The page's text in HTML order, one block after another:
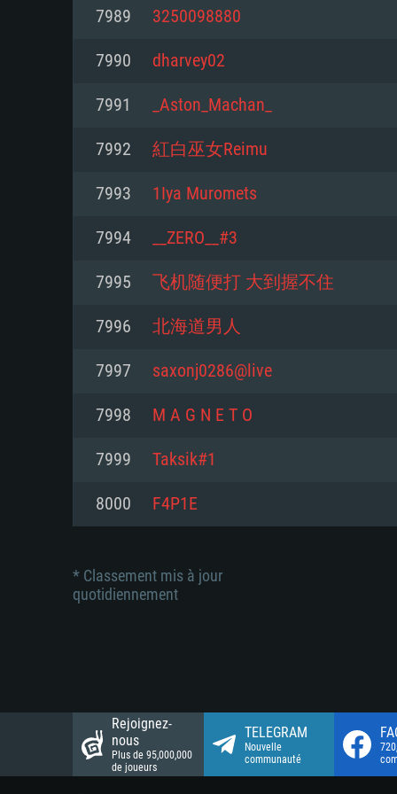
Minimum
Carte graphique supportant
Radeon 77XX / NVIDIA GeForce
résolution minimale supportée
Disque dur: 23.1 Go (client
Minimum
processeurs Intel Xeon ne sont
Mémoire: 6 GB
Carte graphique: Intel Iris Pro
analogue AMD/Nvidia. La
Disque dur: 62,2 Go (client
Minimum
modernes
Processeur: Dual-Core 2.4 GHz
Mémoire: 4 GB
Carte graphique: NVIDIA 660
drivers (moins de 6 mois) / de
de 720p)
Connection: Connexion Internet
Disque dur: 62,2 Go (client
7989 3250098880
7990 dharvey02
7991 _Aston_Machan_
7992 紅白巫女Reimu
7993 1Iya Muromets
7994 __ZERO__#3
7995 飞机随便打 大到握不住
7996 北海道男人
7997 saxonj0286@live
7998 M A G N E T O
7999 Taksik#1
8000 F4P1E
* Classement mis à jour
quotidiennement
Rejoignez-
nous
Plus de 95,000,000
de joueurs
TELEGRAM
Nouvelle
communauté